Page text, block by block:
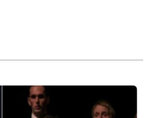
u turizmu i